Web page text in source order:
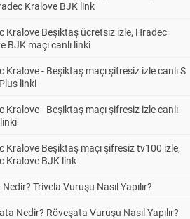
Kralove BJK link
Kralove Beşiktaş ücretsiz izle, Hradec
BJK maçı canlı linki
Kralove - Beşiktaş maçı şifresiz izle canlı S
linki
Kralove - Beşiktaş maçı şifresiz izle canlı
Kralove Beşiktaş maçı şifresiz tv100 izle,
Kralove BJK link
Trivela Vuruşu Nasıl Yapılır?
Nedir? Röveşata Vuruşu Nasıl Yapılır?